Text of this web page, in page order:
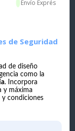
de Seguridad
de diseño
como la
. Incorpora
y máxima
condiciones